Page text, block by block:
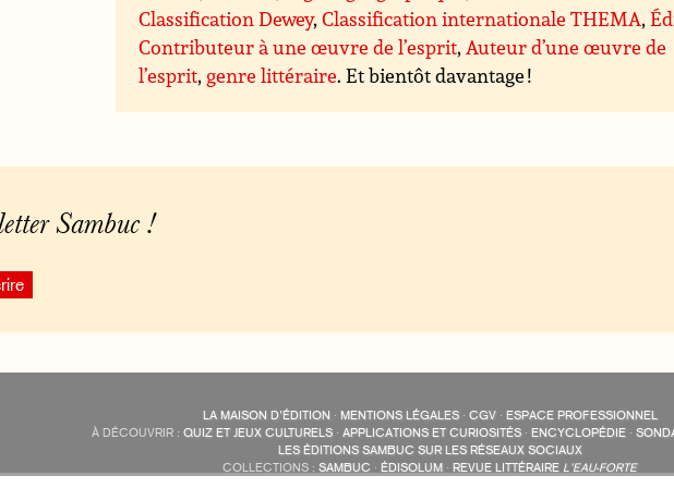
Classification Dewey,Classification internationale THEMA,
Contributeur à une œuvre de l’esprit,Auteur d’une œuvre de
l’esprit, genre littéraire. Et bientôt davantage !
Sambuc !
LA MAISON D’ÉDITION · MENTIONS LÉGALES· CGV· ESPACE PROFESSIONNEL
À DÉCOUVRIR : QUIZ ET JEUX CULTURELS · APPLICATIONS ET CURIOSITÉS · ENCYCLOPÉDIE ·
LES ÉDITIONS SAMBUC SUR LES RÉSEAUX SOCIAUX
COLLECTIONS : SAMBUC · ÉDISOLUM · REVUE LITTÉRAIRE L’EAU-FORTE